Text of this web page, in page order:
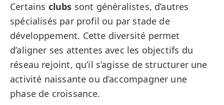
Certains clubs sont généralistes, d’autres
spécialisés par profil ou par stade de
développement. Cette diversité permet
d’aligner ses attentes avec les objectifs du
réseau rejoint, qu’il s’agisse de structurer une
activité naissante ou d’accompagner une
phase de croissance.